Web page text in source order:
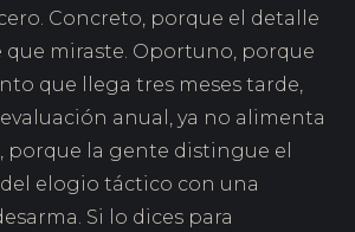
Concreto, porque el detalle
que miraste. Oportuno, porque
que llega tres meses tarde,
anual, ya no alimenta
porque la gente distingue el
elogio táctico con una
Si lo dices para